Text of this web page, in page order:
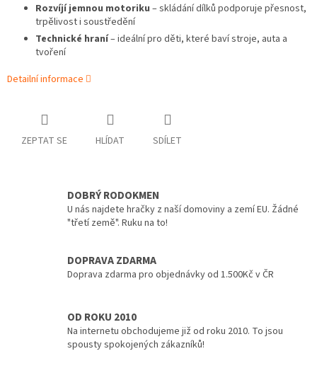
Rozvíjí jemnou motoriku – skládání dílků podporuje přesnost,
trpělivost i soustředění
Technické hraní– ideální pro děti, které baví stroje, auta a
tvoření
Detailní informace
ZEPTAT SE HLÍDAT SDÍLET
DOBRÝ RODOKMEN
U nás najdete hračky z naší domoviny a zemí EU. Žádné
"třetí země". Ruku na to!
DOPRAVA ZDARMA
Doprava zdarma pro objednávky od 1.500Kč v ČR
OD ROKU 2010
Na internetu obchodujeme již od roku 2010. To jsou
spousty spokojených zákazníků!